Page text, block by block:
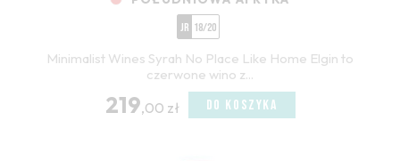
JR 18/20
Minimalist Wines Syrah No Place Like Home Elgin to
czerwone wino z...
219,00 zł DO KOSZYKA